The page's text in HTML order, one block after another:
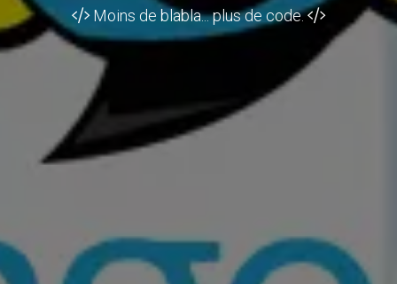
Moins de blabla... plus de code.